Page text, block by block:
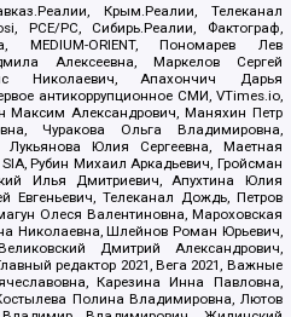
Крым.Реалии, Телеканал
PCE/PC, Сибирь.Реалии, Фактограф,
MEDIUM-ORIENT, Пономарев Лев
Алексеевна, Маркелов Сергей
Николаевич, Апахончич Дарья
антикоррупционное СМИ, VTimes.io,
Максим Александрович, Маняхин Петр
Чуракова Ольга Владимировна,
Юлия Сергеевна, Маетная
Рубин Михаил Аркадьевич, Гройсман
Илья Дмитриевич, Апухтина Юлия
Евгеньевич, Телеканал Дождь, Петров
Олеся Валентиновна, Мароховская
Николаевна, Шлейнов Роман Юрьевич,
Дмитрий Александрович,
редактор 2021, Вега 2021, Важные
Карезина Инна Павловна,
Полина Владимировна, Лютов